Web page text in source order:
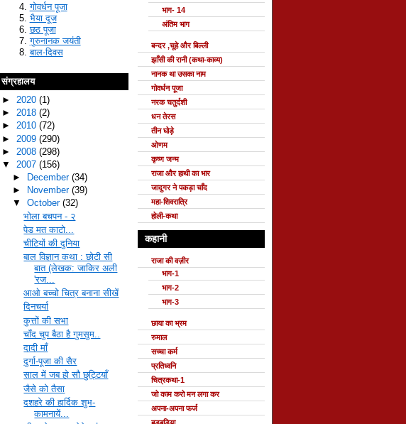
गोवर्धन पूजा
भैया दूज
छठ पूजा
गुरुनानक जयंती
बाल-दिवस
संग्रहालय
► 2020 (1)
► 2018 (2)
► 2010 (72)
► 2009 (290)
► 2008 (298)
▼ 2007 (156)
►
December (34)
►
November (39)
▼ October (32)
भोला बचपन - २
पेड मत काटो...
चीटियों की दुनिया
बाल विज्ञान कथा : छोटी सी
बात (लेखक: जाकिर अली
'रज...
आओ बच्चो चित्र बनाना सीखें
दिनचर्या
कुत्तों की सभा
चाँद चुप बैठा है गुमसुम..
दादी माँ
दुर्गा-पूजा की सैर
साल में जब हो सौ छुट्टियाँ
जैसे को तैसा
दशहरे की हार्दिक शुभ-
कामनायें...
भाग- 14
अंतिम भाग
बन्दर ,चूहे और बिल्ली
झाँसी की रानी (कथा-काव्य)
नानक था उसका नाम
गोवर्धन पूजा
नरक चतुर्दशी
धन तेरस
तीन घोड़े
ओणम
कृष्ण जन्म
राजा और हाथी का भार
जादुगर ने पकड़ा चाँद
महा-शिवरात्रि
होली-कथा
कहानी
राजा की वज़ीर
भाग-1
भाग-2
भाग-3
छाया का भ्रम
रुमाल
सच्चा कर्म
प्रतिध्वनि
चित्रकथा-1
जो काम करो मन लगा कर
अपना-अपना फर्ज